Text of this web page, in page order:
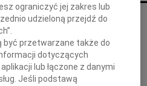
W dniu 4 marca 2012 roku zmarł
ograniczyć jej zakres lub
udzieloną przejdź do
być przetwarzane także do
dotyczących
lub łączone z danymi
Jeśli podstawą